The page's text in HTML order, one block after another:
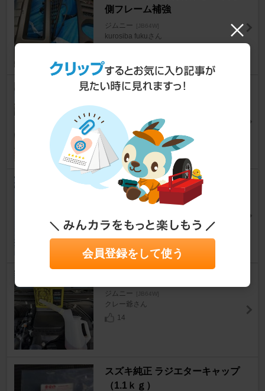
側フレーム補強
ジムニー [JB64W]
kurosiba fukuさん
2号車のヘッドライトクリーニ
ジムニー [JB64W]
Cocacchiさん
272
8月のオイル交換
ジムニー [JB64W]
17
ジムニー
クレー爺さん
14
スズキ純正 ラジエターキャップ
（1.1ｋｇ）
会員登録をして使う